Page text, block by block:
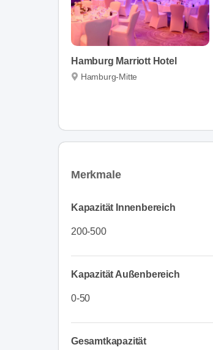
Hamburg Marriott Hotel
Hamburg-Mitte
Merkmale
Kapazität Innenbereich
200-500
Kapazität Außenbereich
0-50
Gesamtkapazität